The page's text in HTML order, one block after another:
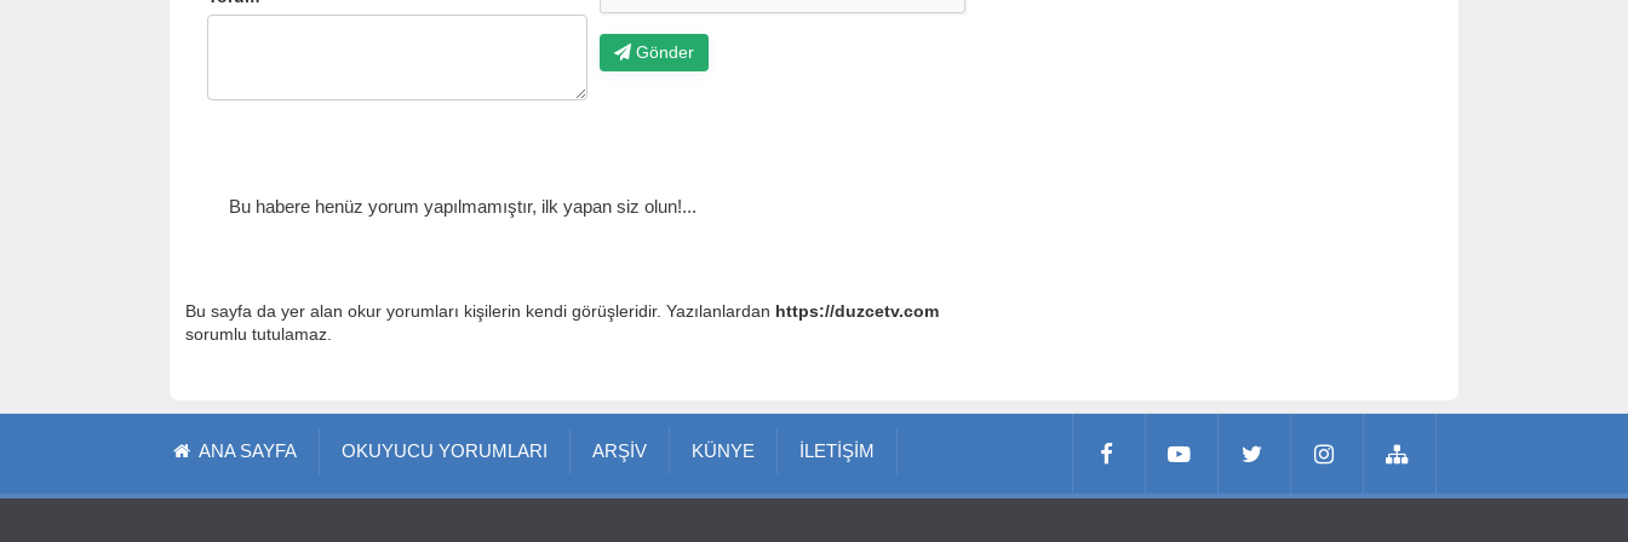
Gönder
Bu habere henüz yorum yapılmamıştır, ilk yapan siz olun!...
Bu sayfa da yer alan okur yorumları kişilerin kendi görüşleridir. Yazılanlardan https://duzcetv.com
sorumlu tutulamaz.
ANA SAYFA OKUYUCU YORUMLARI ARŞİV KÜNYE İLETİŞİM